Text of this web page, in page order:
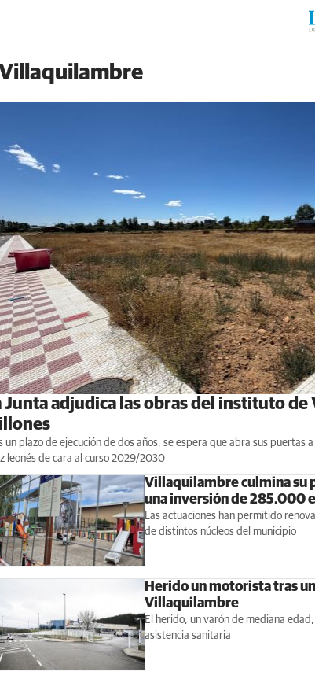
ACTUALIDAD BIERZO SUCESOS
Villaquilambre
Junta adjudica las obras del instituto
un plazo de ejecución de dos años, se espera que abra sus puertas
leonés de cara al curso 2029/2030
Villaquilambre culmina su
una inversión de 285.000
Las actuaciones han permitido
de distintos núcleos del municipio
Herido un motorista tras
Villaquilambre
El herido, un varón de mediana
asistencia sanitaria